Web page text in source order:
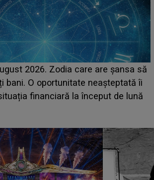
ONE, prima zi. Cine sunt artiștii
și de la ce ore au loc cele mai
pe scena principală?